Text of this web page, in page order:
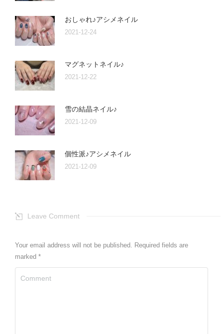
おしゃれ♪アシメネイル
2021-12-24
マグネットネイル♪
2021-12-22
雪の結晶ネイル♪
2021-12-09
個性派♪アシメネイル
2021-12-09
Leave Comment
Your email address will not be published. Required fields are
marked *